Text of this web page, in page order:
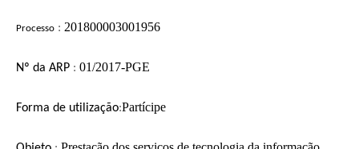
Processo : 201800003001956
Nº da ARP : 01/2017-PGE
Forma de utilização:Partícipe